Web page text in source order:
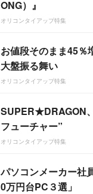
ONG）』
オリコンタイアップ特集
お値段そのまま45％
大盤振る舞い
オリコンタイアップ特集
SUPER★DRAGON
フューチャー”
オリコンタイアップ特集
パソコンメーカー社
0万円台PC３選」